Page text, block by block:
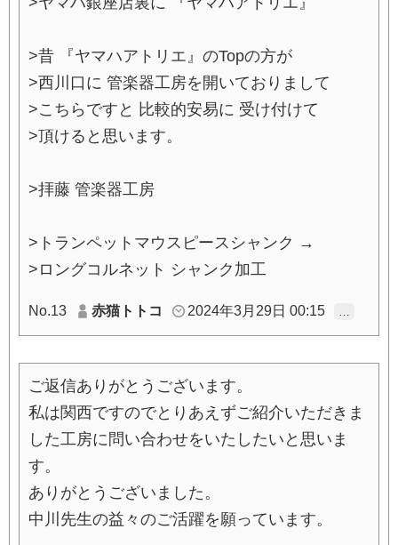
>昔 『ヤマハアトリエ』のTopの方が
>西川口に 管楽器工房を開いておりまして
>こちらですと 比較的安易に 受け付けて
>頂けると思います。
>拝藤 管楽器工房
>トランペットマウスピースシャンク →
>ロングコルネット シャンク加工
No.13 赤猫トトコ 2024年3月29日 00:15
ご返信ありがとうございます。
私は関西ですのでとりあえずご紹介いただきま
した工房に問い合わせをいたしたいと思いま
す。
ありがとうございました。
中川先生の益々のご活躍を願っています。